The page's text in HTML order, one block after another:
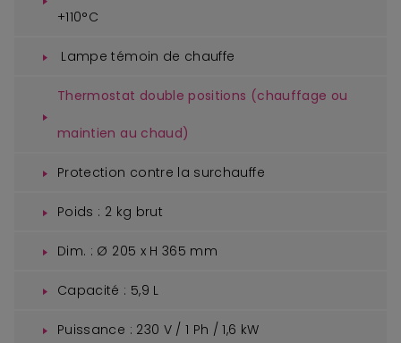
+110°C
Lampe témoin de chauffe
Thermostat double positions (chauffage ou
maintien au chaud)
Protection contre la surchauffe
Poids : 2 kg brut
Dim. : Ø 205 x H 365 mm
Capacité : 5,9 L
Puissance : 230 V / 1 Ph / 1,6 kW